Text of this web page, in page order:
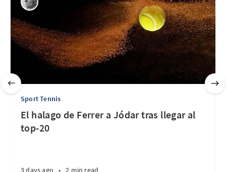
Sport Tennis
El halago de Ferrer a Jódar tras llegar al
top-20
3 days ago • 2 min read